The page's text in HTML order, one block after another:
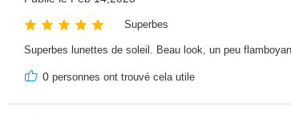
Superbes
Superbes lunettes de soleil. Beau look, un peu
0 personnes ont trouvé cela utile